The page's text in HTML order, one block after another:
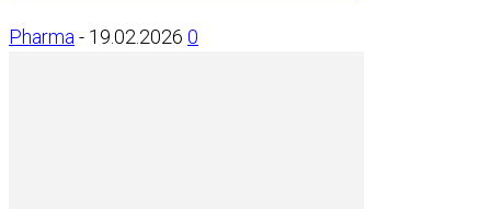
Pharma - 19.02.2026 0